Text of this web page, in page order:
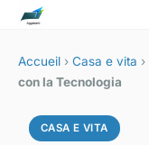
Accueil › Casa e vita ›
con la Tecnologia
CASA E VITA